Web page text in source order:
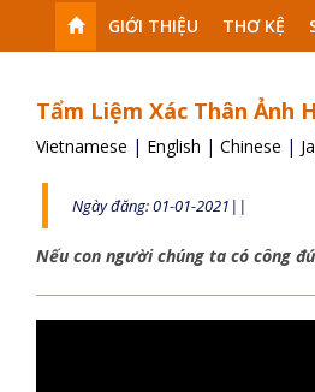
GIỚI THIỆU THƠ KỆ
Tẩm Liệm Xác Thân Ảnh
Vietnamese | English | Chinese |
Ngày đăng: 01-01-2021||
Nếu con người chúng ta có công